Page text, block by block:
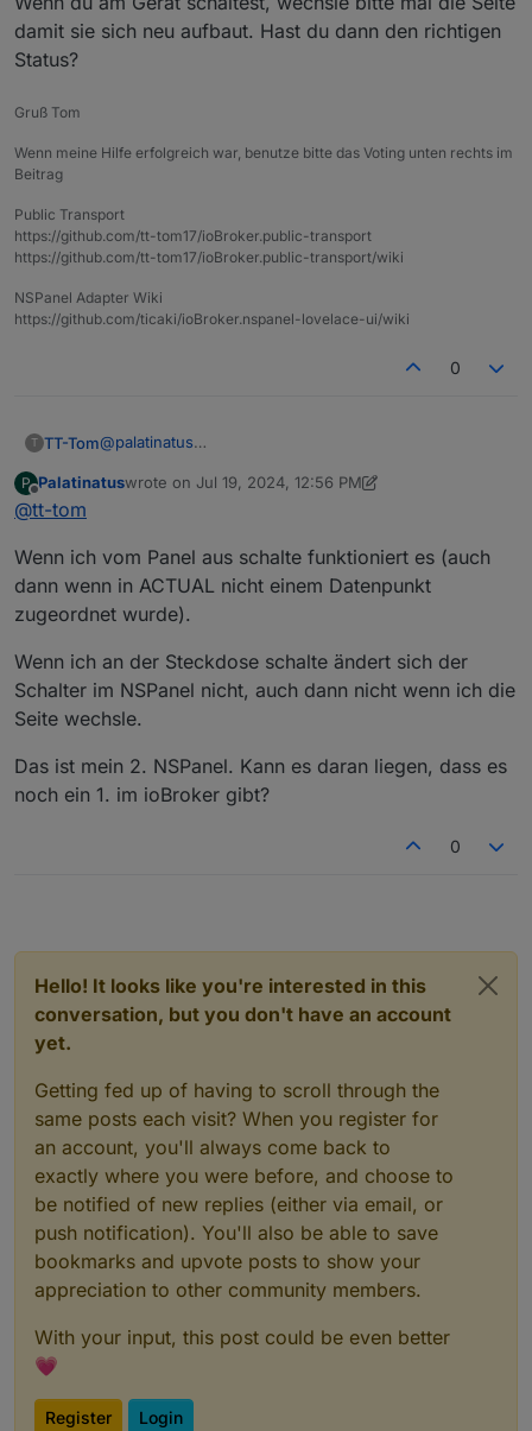
damit sie sich neu aufbaut. Hast du dann den richtigen
Status?
Gruß Tom
Wenn meine Hilfe erfolgreich war, benutze bitte das Voting unten rechts im
Beitrag
Public Transport
https://github.com/tt-tom17/ioBroker.public-transport
https://github.com/tt-tom17/ioBroker.public-transport/wiki
NSPanel Adapter Wiki
https://github.com/ticaki/ioBroker.nspanel-lovelace-ui/wiki
0
T TT-Tom@palatinatus
funktioniert es dann??
Wenn du am Gerät schaltest, wechsle bitte mal die
P
Offline
Palatinatuswrote on Jul 19, 2024, 12:56 PM
last edited by PalatinatusJul 19, 2024, 2:56 PM
@tt-tom
Wenn ich vom Panel aus schalte funktioniert es (auch
dann wenn in ACTUAL nicht einem Datenpunkt
zugeordnet wurde).
Wenn ich an der Steckdose schalte ändert sich der
Schalter im NSPanel nicht, auch dann nicht wenn ich die
Seite wechsle.
Das ist mein 2. NSPanel. Kann es daran liegen, dass es
noch ein 1. im ioBroker gibt?
0
Hello! It looks like you're interested in this
conversation, but you don't have an account
yet.
Getting fed up of having to scroll through the
same posts each visit? When you register for
an account, you'll always come back to
exactly where you were before, and choose to
be notified of new replies (either via email, or
push notification). You'll also be able to save
bookmarks and upvote posts to show your
appreciation to other community members.
With your input, this post could be even better
💗
Register Login